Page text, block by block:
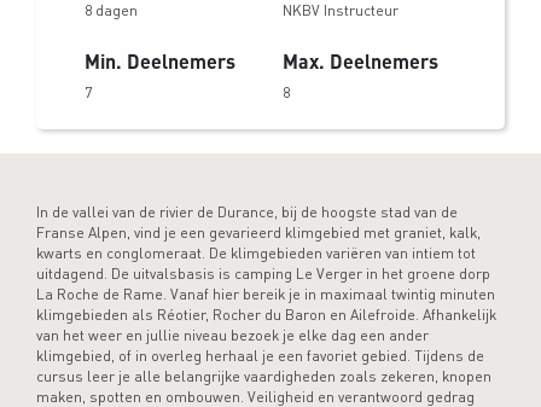
8 dagen NKBV Instructeur
Min. Deelnemers
7
Max. Deelnemers
8
In de vallei van de rivier de Durance, bij de hoogste stad van de
Franse Alpen, vind je een gevarieerd klimgebied met graniet, kalk,
kwarts en conglomeraat. De klimgebieden variëren van intiem tot
uitdagend. De uitvalsbasis is camping Le Verger in het groene dorp
La Roche de Rame. Vanaf hier bereik je in maximaal twintig minuten
klimgebieden als Réotier, Rocher du Baron en Ailefroide. Afhankelijk
van het weer en jullie niveau bezoek je elke dag een ander
klimgebied, of in overleg herhaal je een favoriet gebied. Tijdens de
cursus leer je alle belangrijke vaardigheden zoals zekeren, knopen
maken, spotten en ombouwen. Veiligheid en verantwoord gedrag